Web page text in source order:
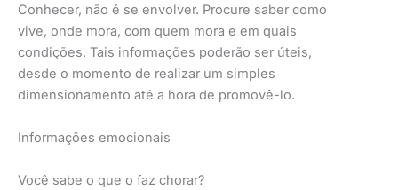
Conhecer, não é se envolver. Procure saber como
vive, onde mora, com quem mora e em quais
condições. Tais informações poderão ser úteis,
desde o momento de realizar um simples
dimensionamento até a hora de promovê-lo.
Informações emocionais
Você sabe o que o faz chorar?